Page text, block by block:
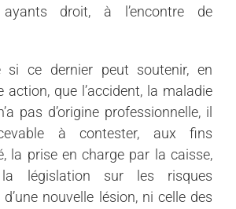
droit, à l’encontre de
si ce dernier peut soutenir, en
action, que l’accident, la maladie
pas d’origine professionnelle, il
à contester, aux fins
la prise en charge par la caisse,
législation sur les risques
nouvelle lésion, ni celle des